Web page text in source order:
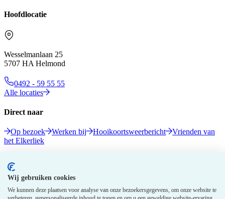
Wij gebruiken cookies
We kunnen deze plaatsen voor analyse van onze bezoekersgegevens, om onze website te
Hoofdlocatie
Wesselmanlaan 25
5707 HA Helmond
0492 - 59 55 55
Alle locaties
Direct naar
Op bezoek Werken bij Hooikoortsweerbericht
Vrienden van
het Elkerliek
Volg ons